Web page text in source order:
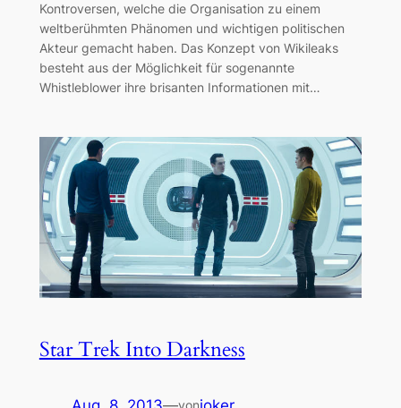
Kontroversen, welche die Organisation zu einem
weltberühmten Phänomen und wichtigen politischen
Akteur gemacht haben. Das Konzept von Wikileaks
besteht aus der Möglichkeit für sogenannte
Whistleblower ihre brisanten Informationen mit…
Star Trek Into Darkness